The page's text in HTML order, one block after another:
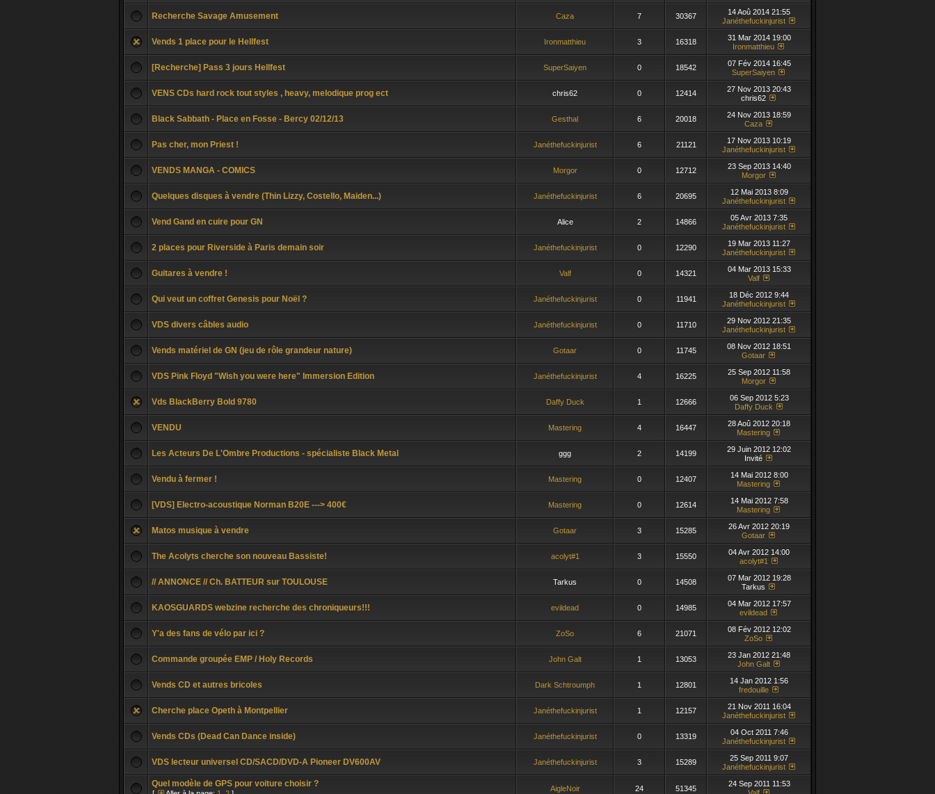
Recherche Savage Amusement Caza 7 30367
14 Aoû 2014 21:55
Janéthefuckinjurist
Vends 1 place pour le Hellfest Ironmatthieu 3 16318
31 Mar 2014 19:00
Ironmatthieu
[Recherche] Pass 3 jours Hellfest SuperSaiyen 0 18542
07 Fév 2014 16:45
SuperSaiyen
VENS CDs hard rock tout styles , heavy, melodique prog ect chris62 0 12414
27 Nov 2013 20:43
chris62
Black Sabbath - Place en Fosse - Bercy 02/12/13 Gesthal 6 20018
24 Nov 2013 18:59
Caza
Pas cher, mon Priest ! Janéthefuckinjurist 6 21121
17 Nov 2013 10:19
Janéthefuckinjurist
VENDS MANGA - COMICS Morgor 0 12712
23 Sep 2013 14:40
Morgor
Quelques disques à vendre (Thin Lizzy, Costello, Maiden...) Janéthefuckinjurist 6 20695
12 Mai 2013 8:09
Janéthefuckinjurist
Vend Gand en cuire pour GN Alice 2 14866
05 Avr 2013 7:35
Janéthefuckinjurist
2 places pour Riverside à Paris demain soir Janéthefuckinjurist 0 12290
19 Mar 2013 11:27
Janéthefuckinjurist
Guitares à vendre ! Valf 0 14321
04 Mar 2013 15:33
Valf
Qui veut un coffret Genesis pour Noël ? Janéthefuckinjurist 0 11941
18 Déc 2012 9:44
Janéthefuckinjurist
VDS divers câbles audio Janéthefuckinjurist 0 11710
29 Nov 2012 21:35
Janéthefuckinjurist
Vends matériel de GN (jeu de rôle grandeur nature) Gotaar 0 11745
08 Nov 2012 18:51
Gotaar
VDS Pink Floyd "Wish you were here" Immersion Edition Janéthefuckinjurist 4 16225
25 Sep 2012 11:58
Morgor
Vds BlackBerry Bold 9780 Daffy Duck 1 12666
06 Sep 2012 5:23
Daffy Duck
VENDU Mastering 4 16447
28 Aoû 2012 20:18
Mastering
Les Acteurs De L'Ombre Productions - spécialiste Black Metal ggg 2 14199
29 Juin 2012 12:02
Invité
Vendu à fermer ! Mastering 0 12407
14 Mai 2012 8:00
Mastering
[VDS] Electro-acoustique Norman B20E ---> 400€ Mastering 0 12614
14 Mai 2012 7:58
Mastering
Matos musique à vendre Gotaar 3 15285
26 Avr 2012 20:19
Gotaar
The Acolyts cherche son nouveau Bassiste! acolyt#1 3 15550
04 Avr 2012 14:00
acolyt#1
// ANNONCE // Ch. BATTEUR sur TOULOUSE Tarkus 0 14508
07 Mar 2012 19:28
Tarkus
KAOSGUARDS webzine recherche des chroniqueurs!!! evildead 0 14985
04 Mar 2012 17:57
evildead
Y'a des fans de vélo par ici ? ZoSo 6 21071
08 Fév 2012 12:02
ZoSo
Commande groupée EMP / Holy Records John Galt 1 13053
23 Jan 2012 21:48
John Galt
Vends CD et autres bricoles Dark Schtroumph 1 12801
14 Jan 2012 1:56
fredouille
Cherche place Opeth à Montpellier Janéthefuckinjurist 1 12157
21 Nov 2011 16:04
Janéthefuckinjurist
Vends CDs (Dead Can Dance inside) Janéthefuckinjurist 0 13319
04 Oct 2011 7:46
Janéthefuckinjurist
VDS lecteur universel CD/SACD/DVD-A Pioneer DV600AV Janéthefuckinjurist 3 15289
25 Sep 2011 9:07
Janéthefuckinjurist
Quel modèle de GPS pour voiture choisir ? AigleNoir 24 51345
24 Sep 2011 11:53